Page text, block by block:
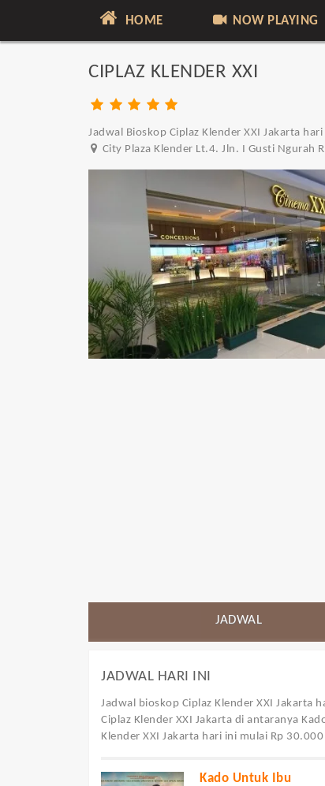
HOME NOW PLAYING
CIPLAZ KLENDER XXI
Jadwal Bioskop Ciplaz Klender XXI Jakarta
City Plaza Klender Lt.4. Jln. I Gusti Ngurah
JADWAL
JADWAL HARI INI
Jadwal bioskop Ciplaz Klender XXI Jakarta
Ciplaz Klender XXI Jakarta di antaranya
Klender XXI Jakarta hari ini mulai Rp 30.000
Kado Untuk Ibu